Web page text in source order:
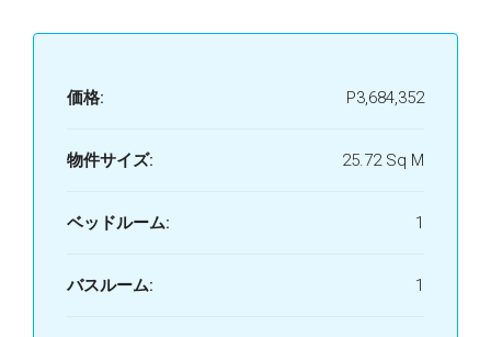
価格: P3,684,352
物件サイズ: 25.72 Sq M
ベッドルーム: 1
バスルーム: 1